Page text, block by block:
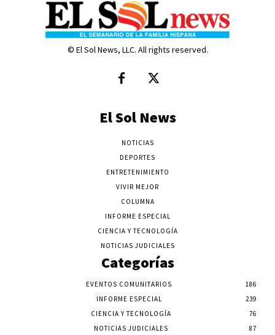
© El Sol News, LLC. All rights reserved.
El Sol News
NOTICIAS
DEPORTES
ENTRETENIMIENTO
VIVIR MEJOR
COLUMNA
INFORME ESPECIAL
CIENCIA Y TECNOLOGÍA
NOTICIAS JUDICIALES
Categorías
EVENTOS COMUNITARIOS
186
INFORME ESPECIAL
239
CIENCIA Y TECNOLOGÍA
76
NOTICIAS JUDICIALES
87